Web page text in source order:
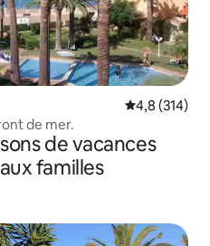
Évaluation
4,8 (314)
de mer.
de vacances
familles